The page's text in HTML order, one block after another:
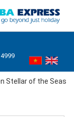
Stellar of the Seas